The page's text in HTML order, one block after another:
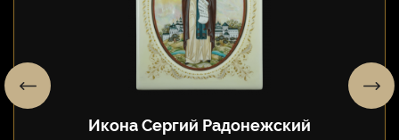
Икона преподобного Сергия Радонежского присутствует
почти в каждом православном храме, а многие верующие
хранят его образ у себя дома. Его лик всегда исполнен
мудрости и терпения. Он помогает вразумлению детей и
подростков, усмирению гордыни, успешной учебе. Сергий
считается покровителем вдов и сирот.
Святого чествуют 5 июня, 6 сентября, 8 октября, а также 6, 18
Икона Сергий Радонежский